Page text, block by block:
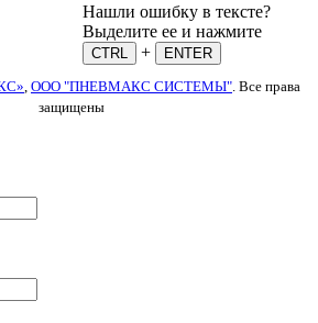
Нашли ошибку в тексте?
Выделите ее и нажмите
CTRL +
ENTER
ООО "ПНЕВМАКС СИСТЕМЫ" . Все права
защищены